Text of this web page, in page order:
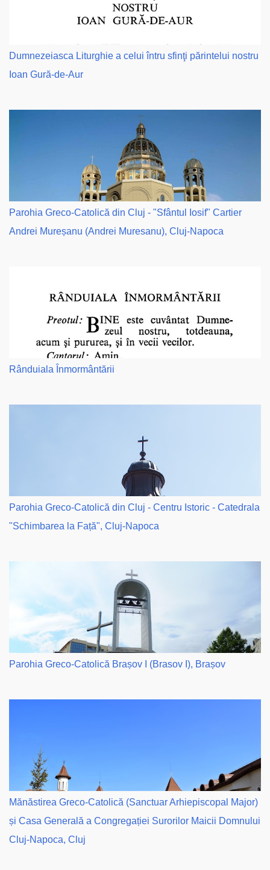
Dumnezeiasca Liturghie a celui întru sfinţi părintelui nostru
Ioan Gură-de-Aur
Parohia Greco-Catolică din Cluj - "Sfântul Iosif" Cartier
Andrei Mureșanu (Andrei Muresanu), Cluj-Napoca
Rânduiala Înmormântării
Parohia Greco-Catolică din Cluj - Centru Istoric - Catedrala
"Schimbarea la Față", Cluj-Napoca
Parohia Greco-Catolică Brașov I (Brasov I), Brașov
Mănăstirea Greco-Catolică (Sanctuar Arhiepiscopal Major)
și Casa Generală a Congregației Surorilor Maicii Domnului
Cluj-Napoca, Cluj